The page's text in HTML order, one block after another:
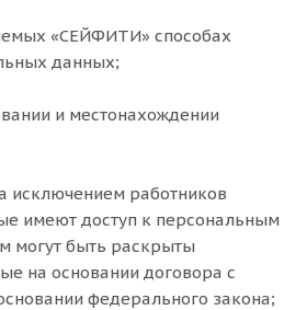
«СЕЙФИТИ» способах
данных;
и местонахождении
исключением работников
имеют доступ к персональным
могут быть раскрыты
на основании договора с
федерального закона;